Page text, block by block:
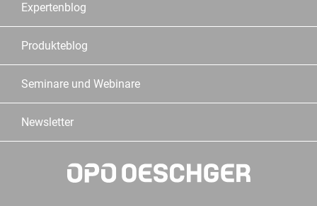
Expertenblog
Produkteblog
Seminare und Webinare
Newsletter